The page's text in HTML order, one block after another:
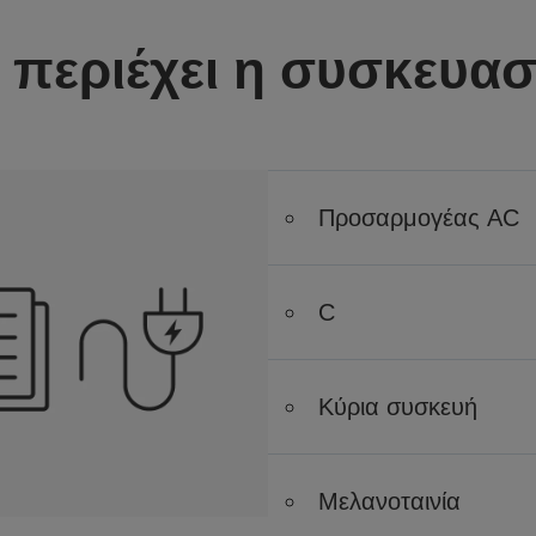
περιέχει η
Προσαρμογέας AC
C
Κύρια συσκευή
Μελανοταινία